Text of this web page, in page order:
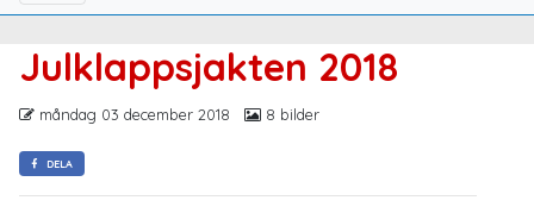
Julklappsjakten 2018
måndag 03 december 2018 8 bilder
DELA